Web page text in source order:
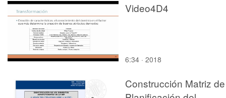
Video4D4
6:34 · 2018
Construcción Matriz de